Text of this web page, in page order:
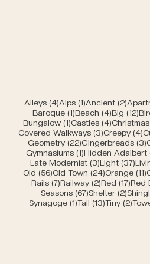
Alleys (4)4 Beiträge
Alps (1)1 Beitrag
Ancient (2)2
Baroque (1)1 Beitrag
Beach (4)4
Big (12)12
Bungalow (1)1 Beitrag
Castles (4)4 Beiträge
Christmas
Covered Walkways (3)3 Beiträge
Creepy (4)4
Geometry (22)22 Beiträge
Gingerbreads (3)
Gymnasiums (1)1 Beitrag
Hidden Adalbert
Late Modernist (3)3 Beiträge
Light (37)37
Old (56)56 Beiträge
Old Town (24)24 Beiträge
Orange (11)
Rails (7)7 Beiträge
Railway (2)2 Beiträge
Red (17)17
Red
Seasons (67)67 Beiträge
Shelter (2)2
Synagoge (1)1 Beitrag
Tall (13)13 Beiträge
Tiny (2)2